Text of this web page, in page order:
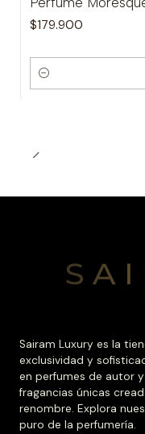
$179.900
Cantidad
Sairam Luxury es la
exclusividad y
en perfumes de autor
fragancias únicas
renombre. Explora
puro de la perfumería.